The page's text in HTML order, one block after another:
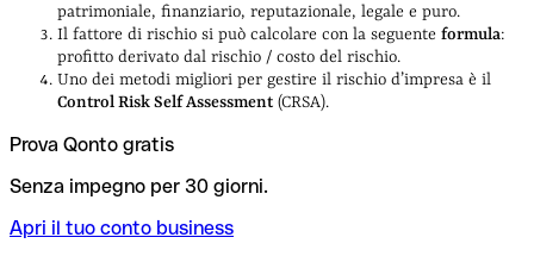
patrimoniale, finanziario, reputazionale, legale e puro.
Il fattore di rischio si può calcolare con la seguente formula:
profitto derivato dal rischio / costo del rischio.
Uno dei metodi migliori per gestire il rischio d’impresa è il
Control Risk Self Assessment (CRSA).
Prova Qonto gratis
Senza impegno per 30 giorni.
Apri il tuo conto business